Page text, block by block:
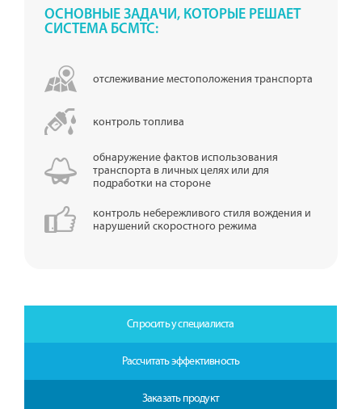
ОСНОВНЫЕ ЗАДАЧИ, КОТОРЫЕ РЕШАЕТ
СИСТЕМА БСМТС:
отслеживание местоположения транспорта
контроль топлива
обнаружение фактов использования
транспорта в личных целях или для
подработки на стороне
контроль небережливого стиля вождения и
нарушений скоростного режима
Спросить у специалиста
Рассчитать эффективность
Заказать продукт